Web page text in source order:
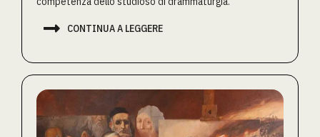
 CONTINUA A LEGGERE